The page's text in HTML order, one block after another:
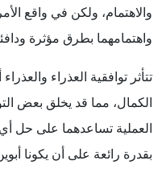
والاهتمام، ولكن في واقع
واهتمامهما بطرق مؤثرة
تتأثر توافقية العذراء
الكمال، مما قد يخلق بعض
العملية تساعدهما على حل
بقدرة رائعة على أن يكونا